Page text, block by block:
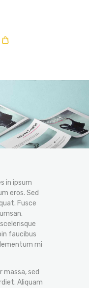
in ipsum
eros. Sed
Fusce
faucibus
mi
massa, sed
Aliquam